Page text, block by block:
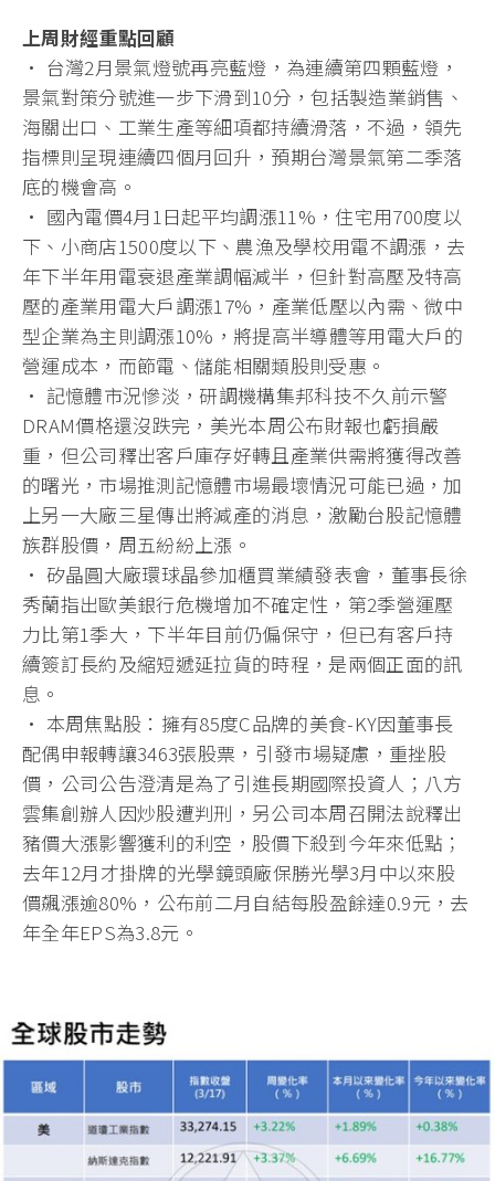
上周財經重點回顧
• 台灣2月景氣燈號再亮藍燈，為連續第四顆藍燈，
景氣對策分號進一步下滑到10分，包括製造業銷售、
海關出口、工業生產等細項都持續滑落，不過，領先
指標則呈現連續四個月回升，預期台灣景氣第二季落
底的機會高。
• 國內電價4月1日起平均調漲11%，住宅用700度以
下、小商店1500度以下、農漁及學校用電不調漲，去
年下半年用電衰退產業調幅減半，但針對高壓及特高
壓的產業用電大戶調漲17%，產業低壓以內需、微中
型企業為主則調漲10%，將提高半導體等用電大戶的
營運成本，而節電、儲能相關類股則受惠。
• 記憶體市況慘淡，研調機構集邦科技不久前示警
DRAM價格還沒跌完，美光本周公布財報也虧損嚴
重，但公司釋出客戶庫存好轉且產業供需將獲得改善
的曙光，市場推測記憶體市場最壞情況可能已過，加
上另一大廠三星傳出將減產的消息，激勵台股記憶體
族群股價，周五紛紛上漲。
• 矽晶圓大廠環球晶參加櫃買業績發表會，董事長徐
秀蘭指出歐美銀行危機增加不確定性，第2季營運壓
力比第1季大，下半年目前仍偏保守，但已有客戶持
續簽訂長約及縮短遞延拉貨的時程，是兩個正面的訊
息。
• 本周焦點股：擁有85度C品牌的美食-KY因董事長
配偶申報轉讓3463張股票，引發市場疑慮，重挫股
價，公司公告澄清是為了引進長期國際投資人；八方
雲集創辦人因炒股遭判刑，另公司本周召開法說釋出
豬價大漲影響獲利的利空，股價下殺到今年來低點；
去年12月才掛牌的光學鏡頭廠保勝光學3月中以來股
價飆漲逾80%，公布前二月自結每股盈餘達0.9元，去
年全年EPS為3.8元。